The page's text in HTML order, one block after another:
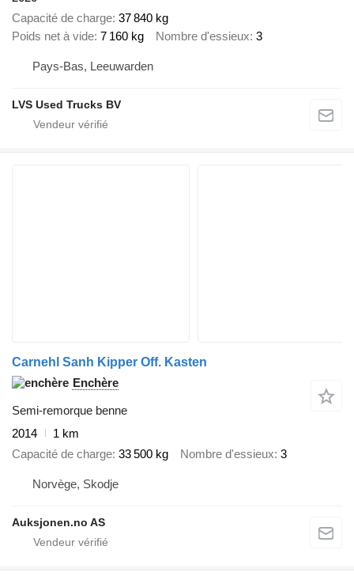
Capacité de charge 37 840 kg
Poids net à vide 7 160 kg Nombre d'essieux 3
Pays-Bas, Leeuwarden
LVS Used Trucks BV
Carnehl Sanh Kipper Off. Kasten
Enchère
Semi-remorque benne
2014
1 km
Capacité de charge 33 500 kg Nombre d'essieux 3
Norvège, Skodje
Auksjonen.no AS